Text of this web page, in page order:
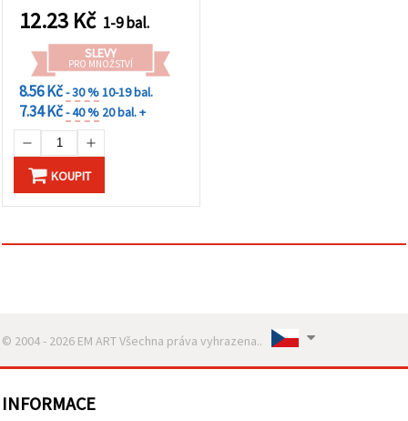
12.23 Kč 1-9 bal.
SLEVY
PRO MNOŽSTVÍ
8.56 Kč- 30 %10-19 bal.
7.34 Kč- 40 % 20 bal. +
KOUPIT
© 2004 - 2026 EM ART Všechna práva vyhrazena..
INFORMACE